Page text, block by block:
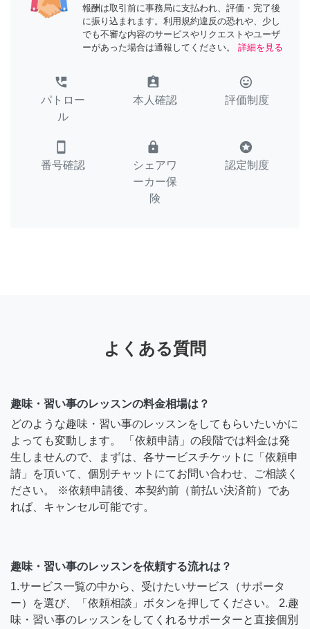
報酬は取引前に事務局に支払われ、評価・完了後
に振り込まれます。利用規約違反の恐れや、少し
でも不審な内容のサービスやリクエストやユーザ
ーがあった場合は通報してください。
詳細を見る
perm_phone_msg
パトロー
ル
assignment_ind
本人確認
tag_faces
評価制度
smartphone
番号確認
lock
シェアワ
ーカー保
険
stars
認定制度
よくある質問
趣味・習い事のレッスンの料金相場は？
どのような趣味・習い事のレッスンをしてもらいたいかに
よっても変動します。 「依頼申請」の段階では料金は発
生しませんので、まずは、各サービスチケットに「依頼申
請」を頂いて、個別チャットにてお問い合わせ、ご相談く
ださい。 ※依頼申請後、本契約前（前払い決済前）であ
れば、キャンセル可能です。
趣味・習い事のレッスンを依頼する流れは？
1.サービス一覧の中から、受けたいサービス（サポータ
ー）を選び、「依頼相談」ボタンを押してください。 2.趣
味・習い事のレッスンをしてくれるサポーターと直接個別